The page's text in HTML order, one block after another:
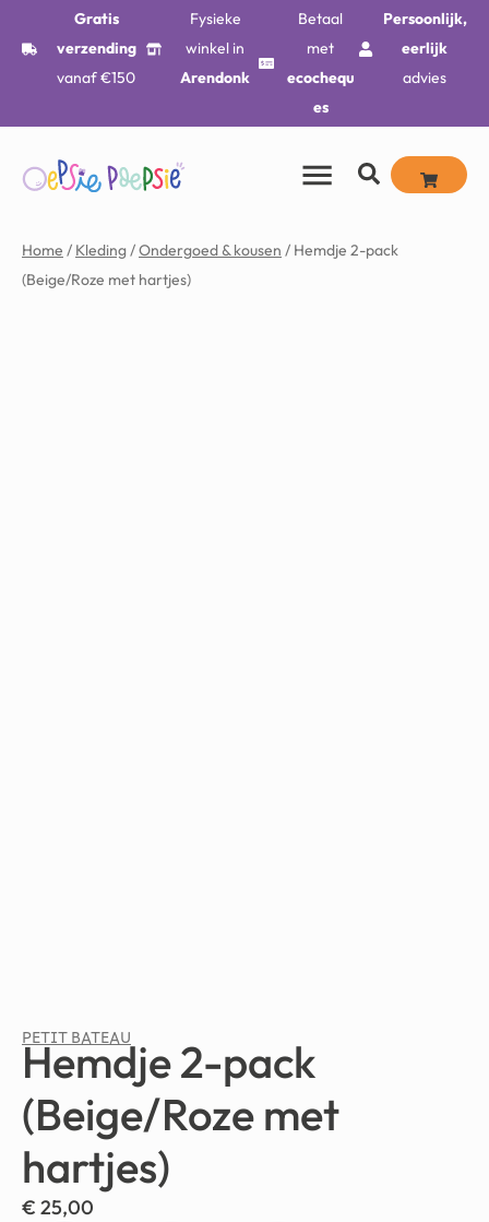
Gratis
verzending
vanaf €150
Fysieke
winkel in
Arendonk
Betaal
met
ecochequ
es
Persoonlijk,
eerlijk
advies
Home / Kleding/Ondergoed & kousen / Hemdje 2-pack
(Beige/Roze met hartjes)
PETIT BATEAU
Hemdje 2-pack
(Beige/Roze met
hartjes)
€ 25,00